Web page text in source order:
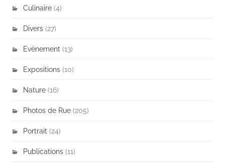
Culinaire (4)
Divers (27)
Evènement (13)
Expositions (10)
Nature (16)
Photos de Rue (205)
Portrait (24)
Publications (11)